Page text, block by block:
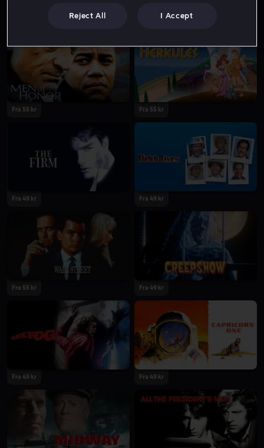
Fra 55 kr Fra 55 kr
Fra 49 kr Fra 49 kr
Fra 55 kr Fra 49 kr
Fra 49 kr Fra 49 kr
Reject All I Accept